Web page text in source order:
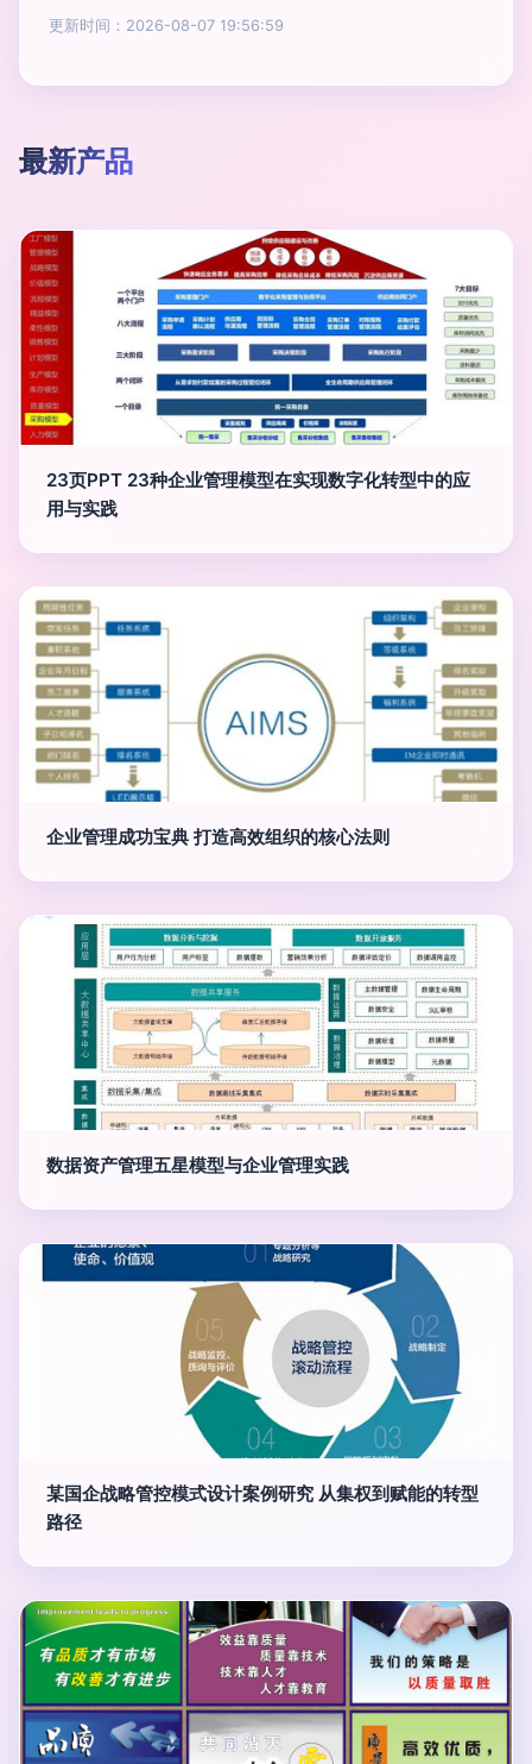
更新时间：2026-08-07 19:56:59
最新产品
23页PPT 23种企业管理模型在实现数字化转型中的应
用与实践
企业管理成功宝典 打造高效组织的核心法则
数据资产管理五星模型与企业管理实践
某国企战略管控模式设计案例研究 从集权到赋能的转型
路径